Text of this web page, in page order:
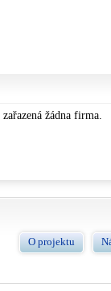
žádna firma.
O projektu